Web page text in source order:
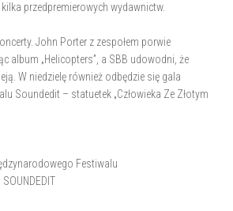
przedpremierowych wydawnictw.
John Porter z zespołem porwie
album „Helicopters”, a SBB udowodni, że
W niedzielę również odbędzie się gala
Soundedit – statuetek „Człowieka Ze Złotym
Festiwalu